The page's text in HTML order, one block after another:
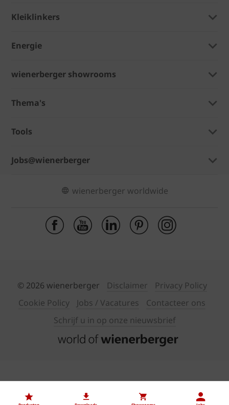
Kleiklinkers
Energie
wienerberger showrooms
Thema's
Tools
Jobs@wienerberger
wienerberger worldwide
© 2026 wienerberger Disclaimer
Privacy Policy
Cookie Policy
Jobs / Vacatures
Contacteer ons
Schrijf u in op onze nieuwsbrief